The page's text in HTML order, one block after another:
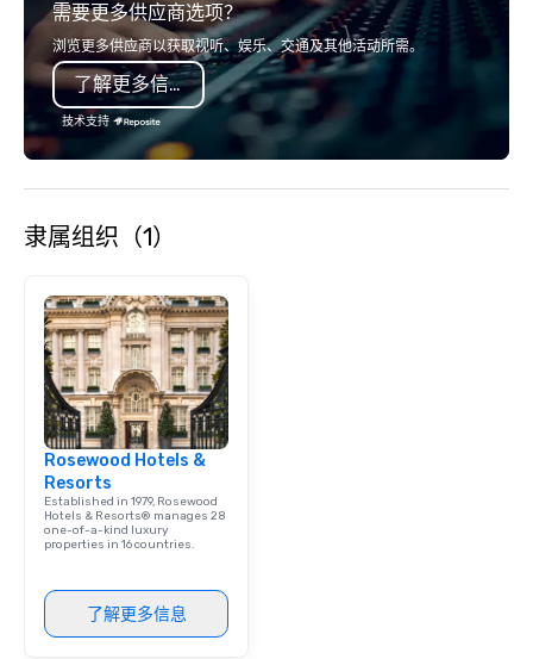
300 people, Robot Build and Battle 2
up to 500 people, Robot Racing up to
200 people, and combine 1 & 2 for up
to 800 people!
client event, or
our structured yet
ensures a seamless
engagement and
需要更多供应商选项？
浏览更多供应商以获取视听、娱乐、交通及其他活动所需。
了解更多信息
技术支持
隶属组织（1）
Rosewood Hotels &
Resorts
Established in 1979, Rosewood
Hotels & Resorts® manages 28
one-of-a-kind luxury
properties in 16 countries.
了解更多信息